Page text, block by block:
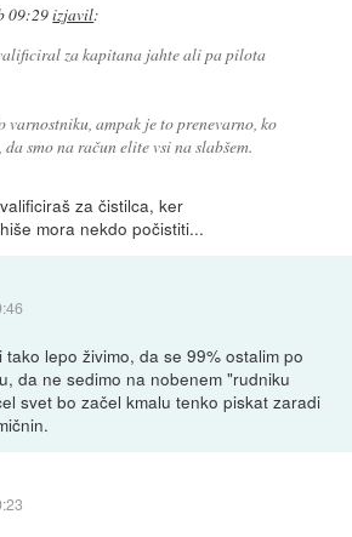
09:29izjavil:
za kapitana jahte ali pa pilota
varnostniku, ampak je to prenevarno, ko
smo na račun elite vsi na slabšem.
za čistilca, ker
mora nekdo počistiti...
lepo živimo, da se 99% ostalim po
da ne sedimo na nobenem "rudniku
svet bo začel kmalu tenko piskat zaradi